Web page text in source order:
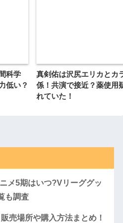
科学
低い？
真剣佑は沢尻エリカとカ
係！共演で接近？薬使用
れていた！
メ5期はいつ?Vリーググッ
も調査
売場所や購入方法まとめ！